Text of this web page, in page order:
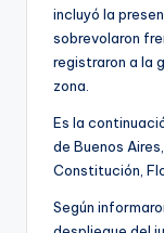
incluyó la
sobrevolaron
registraron a la
zona.
Es la
de Buenos
Constitución,
Según